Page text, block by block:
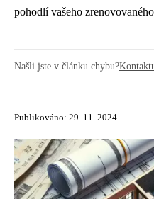
pohodlí vašeho
Našli jste v článku chybu?
Publikováno: 29. 11. 2024